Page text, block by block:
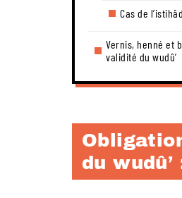
Cas de
Vernis, henné et
validité du wudû’
du